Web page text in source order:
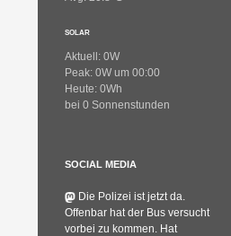
SOLAR
Aktuell: 0W
Peak: 0W um 00:00
Heute: 0Wh
bei 0 Sonnenstunden
SOCIAL MEDIA
Die Polizei ist jetzt da.
Offenbar hat der Bus versucht
vorbei zu kommen. Hat